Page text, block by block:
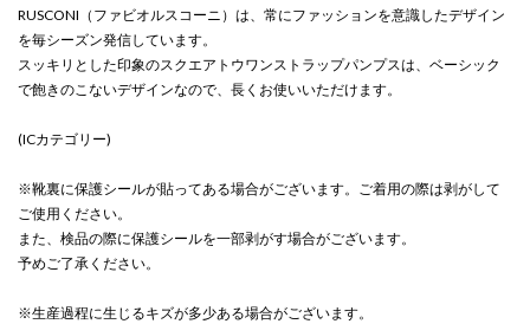
RUSCONI（ファビオルスコーニ）は、常にファッションを意識したデザイン
を毎シーズン発信しています。
スッキリとした印象のスクエアトウワンストラップパンプスは、ベーシック
で飽きのこないデザインなので、長くお使いいただけます。
(ICカテゴリー)
※靴裏に保護シールが貼ってある場合がございます。ご着用の際は剥がして
ご使用ください。
また、検品の際に保護シールを一部剥がす場合がございます。
予めご了承ください。
※生産過程に生じるキズが多少ある場合がございます。